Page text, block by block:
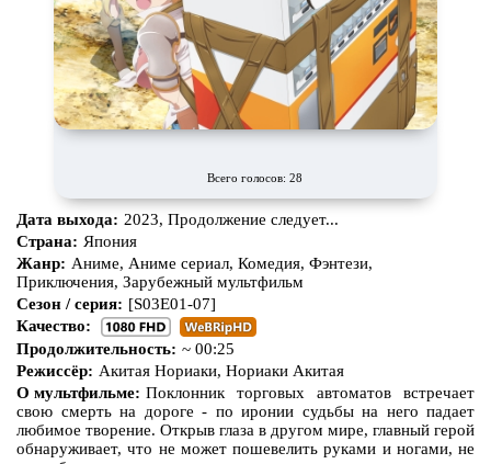
Всего голосов: 28
Дата выхода: 2023, Продолжение следует...
Страна: Япония
Жанр: Аниме, Аниме сериал, Комедия, Фэнтези,
Приключения, Зарубежный мультфильм
Сезон / серия: [S03E01-07]
Качество:
Продолжительность: ~ 00:25
Режиссёр: Акитая Нориаки, Нориаки Акитая
О мультфильме: Поклонник торговых автоматов встречает
свою смерть на дороге - по иронии судьбы на него падает
любимое творение. Открыв глаза в другом мире, главный герой
обнаруживает, что не может пошевелить руками и ногами, не